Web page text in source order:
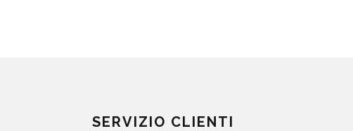
SERVIZIO CLIENTI